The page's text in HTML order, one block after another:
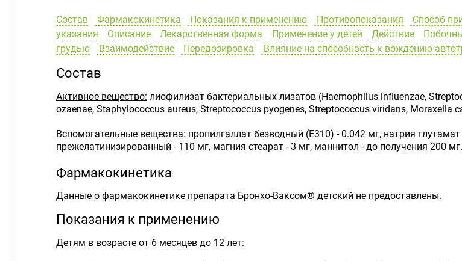
Состав Фармакокинетика Показания к применению Противопоказания Способ
указания
Описание Лекарственная форма Применение у детей Действие
грудью
Взаимодействие Передозировка Влияние на способность к вождению
Состав
Активное вещество: лиофилизат бактериальных лизатов (Haemophilus influenzae,
ozaenae, Staphylococcus aureus, Streptococcus pyogenes, Streptococcus viridans, Moraxella
Вспомогательные вещества: пропилгаллат безводный (E310) - 0.042 мг, натрия
прежелатинизированный - 110 мг, магния стеарат - 3 мг, маннитол - до получения 200 мг.
Фармакокинетика
Данные о фармакокинетике препарата Бронхо-Ваксом® детский не предоставлены.
Показания к применению
Детям в возрасте от 6 месяцев до 12 лет: